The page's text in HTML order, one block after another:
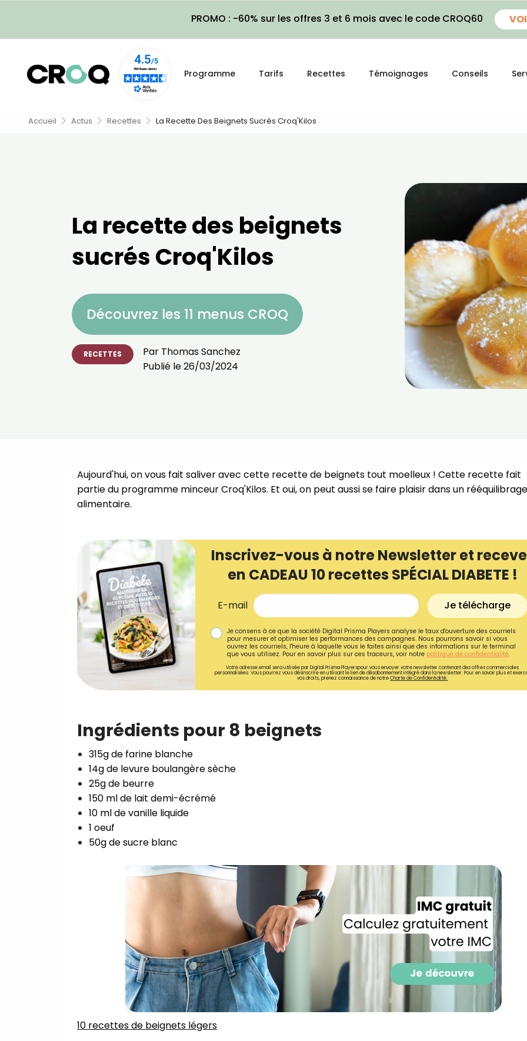
PROMO : -60% sur les offres 3 et 6 mois avec le code CROQ60
Programme Tarifs Recettes Témoignages Conseils
Accueil Actus Recettes La Recette Des Beignets Sucrés Croq'Kilos
La recette des beignets
sucrés Croq'Kilos
Découvrez les 11 menus CROQ
RECETTES Par Thomas Sanchez
Publié le26/03/2024
Aujourd'hui, on vous fait saliver avec cette recette de beignets tout moelleux !⁣ Cette recette fait
partie du programme minceur Croq'Kilos. Et oui, on peut aussi se faire plaisir dans un rééquilibrage
alimentaire.
Inscrivez-vous à notre Newsletter et
en CADEAU 10 recettes SPÉCIAL DIABETE !
E-mail Je télécharge
Je consens à ce que la société Digital Prisma Players analyse le taux d'ouverture des courriels
pour mesurer et optimiser les performances des campagnes. Nous pourrons savoir si vous
ouvrez les courriels, l'heure à laquelle vous le faites ainsi que des informations sur le terminal
que vous utilisez. Pour en savoir plus sur ces traceurs, voir notre politique de confidentialité.
Votre adresse email sera utilisée par Digital Prisma Playerspour vous envoyer votre newsletter contenant des offres commerciales
personnalisées. Vous pourrez vous désinscrire en utilisant le lien de désabonnement intégré dans la newsletter. Pour en savoir plus et
vos droits, prenez connaissance de notreCharte de Confidentialité.
⁣Ingrédients pour 8 beignets
315g de farine blanche⁣
14g de levure boulangère sèche⁣
25g de beurre⁣
150 ml de lait demi-écrémé⁣
10 ml de vanille liquide⁣
1 oeuf⁣
50g de sucre blanc⁣
10 recettes de beignets légers
Recevez
de nos meilleures